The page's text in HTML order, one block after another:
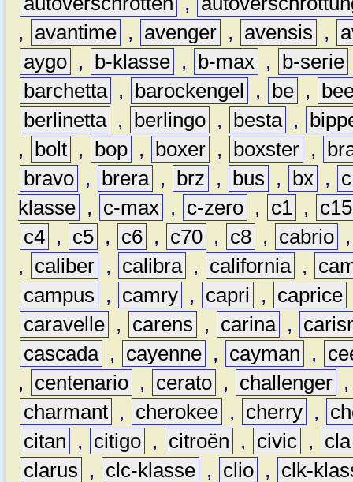
,
avantime , avenger , avensis ,
aygo , b-klasse , b-max , b-serie
barchetta , barockengel , be ,
berlinetta , berlingo , besta ,
,
bolt , bop , boxer , boxster ,
bravo , brera , brz , bus , bx ,
c
klasse , c-max , c-zero , c1 ,
c15
c4 , c5 , c6 , c70 , c8 , cabrio
,
caliber , calibra , california ,
campus
, camry , capri , caprice
caravelle , carens , carina ,
cascada , cayenne , cayman ,
,
centenario , cerato , challenger
charmant , cherokee , cherry ,
citan
, citigo , citroën , civic ,
cla
clarus
, clc-klasse , clio ,
clk-